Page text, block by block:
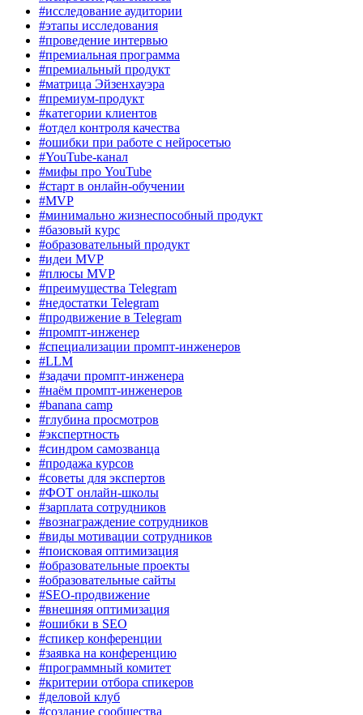
#исследование аудитории
#этапы исследования
#проведение интервью
#премиальная программа
#премиальный продукт
#матрица Эйзенхауэра
#премиум-продукт
#категории клиентов
#отдел контроля качества
#ошибки при работе с нейросетью
#YouTube-канал
#мифы про YouTube
#старт в онлайн-обучении
#MVP
#минимально жизнеспособный продукт
#базовый курс
#образовательный продукт
#идеи MVP
#плюсы MVP
#преимущества Telegram
#недостатки Telegram
#продвижение в Telegram
#промпт-инженер
#специализации промпт-инженеров
#LLM
#задачи промпт-инженера
#наём промпт-инженеров
#banana camp
#глубина просмотров
#экспертность
#синдром самозванца
#продажа курсов
#советы для экспертов
#ФОТ онлайн-школы
#зарплата сотрудников
#вознаграждение сотрудников
#виды мотивации сотрудников
#поисковая оптимизация
#образовательные проекты
#образовательные сайты
#SEO-продвижение
#внешняя оптимизация
#ошибки в SEO
#спикер конференции
#заявка на конференцию
#программный комитет
#критерии отбора спикеров
#деловой клуб
#создание сообщества